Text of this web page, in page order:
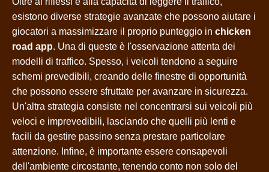
esistono diverse strategie avanzate che possono aiutare i
giocatori a massimizzare il proprio punteggio in chicken
road app. Una di queste è l'osservazione attenta dei
modelli di traffico. Spesso, i veicoli tendono a seguire
schemi prevedibili, creando delle finestre di opportunità
che possono essere sfruttate per avanzare in sicurezza.
Un'altra strategia consiste nel concentrarsi sui veicoli più
veloci e imprevedibili, lasciando che quelli più lenti e
facili da gestire passino senza prestare particolare
attenzione. Infine, è importante essere consapevoli
dell'ambiente circostante, tenendo conto non solo del